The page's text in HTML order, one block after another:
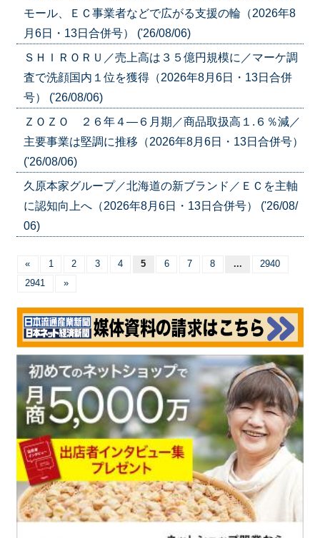
モール、ＥＣ事業者などで広がる支援の輪（2026年8
月6日・13日合併号） ('26/08/06)
ＳＨＩＲＯＲＵ／売上高は３５億円規模に／マーケ調
査で洗顔国内１位を獲得（2026年8月6日・13日合併
号） ('26/08/06)
ＺＯＺＯ ２６年４―６月期／商品取扱高１.６％減／
主要事業は堅調に推移（2026年8月6日・13日合併号）
('26/08/06)
久原本家グループ／北海道の新ブランド／ＥＣを主軸
に認知向上へ（2026年8月6日・13日合併号） ('26/08/
06)
« 1 2 3 4 5 6 7 8 ...
2940
2941
»